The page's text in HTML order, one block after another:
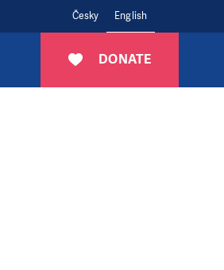
Česky English
DONATE